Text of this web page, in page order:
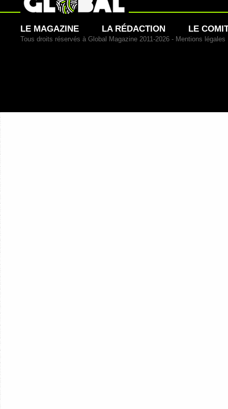
LE MAGAZINE LA RÉDACTION LE
Tous droits réservés à Global Magazine 2011-2026 - Mentions légales